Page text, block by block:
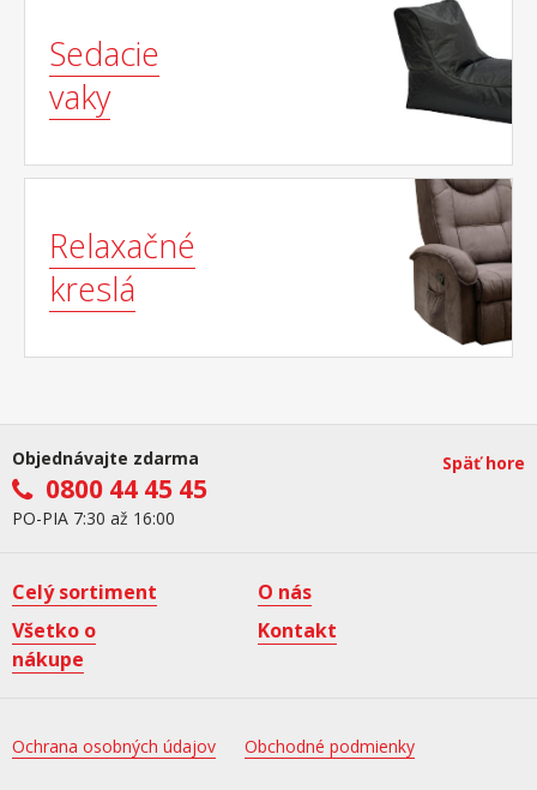
Sedacie
vaky
Relaxačné
kreslá
Objednávajte zdarma
0800 44 45 45
PO-PIA 7:30 až 16:00
Späť hore
Celý sortiment
O nás
Všetko o
nákupe
Kontakt
Ochrana osobných údajov Obchodné podmienky